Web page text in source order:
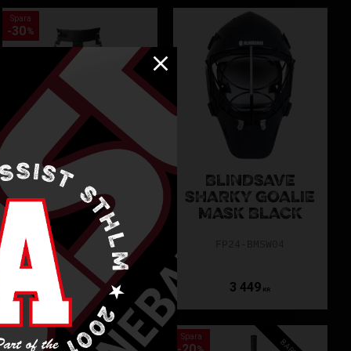
BLINDSAVE LITE
GOALIE PANTS
BLACK/WHITE
JR
FP24-BPJ05-110120
1 049 1 499 KR
Spara
30%
BLINDSAVE
SHARKY GOALIE
MASK BLACK
3 449 KR
Spara